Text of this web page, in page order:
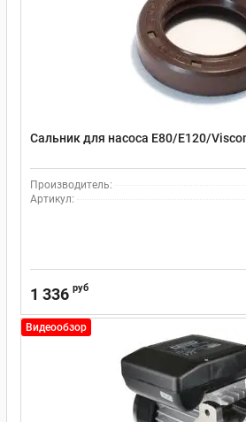
Сальник для насоса Е80/Е120/
Производитель:
Артикул:
1 336 руб
Видеообзор